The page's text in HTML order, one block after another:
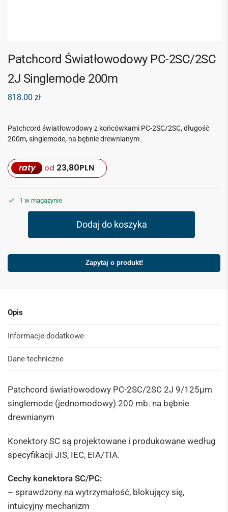
Patchcord Światłowodowy PC-2SC/2SC
2J Singlemode 200m
818.00 zł
Patchcord światłowodowy z końcówkami PC-2SC/2SC, długość
200m, singlemode, na bębnie drewnianym.
raty od 23,80PLN
1 w magazynie
Dodaj do koszyka
Zapytaj o produkt!
Opis
Informacje dodatkowe
Dane techniczne
Patchcord światłowodowy PC-2SC/2SC 2J 9/125μm
singlemode (jednomodowy) 200 mb. na bębnie
drewnianym
Konektory SC są projektowane i produkowane według
specyfikacji JIS, IEC, EIA/TIA.
Cechy konektora SC/PC:
– sprawdzony na wytrzymałość, blokujący się,
intuicyjny mechanizm